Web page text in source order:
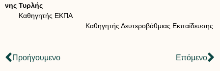
νης Τυρλής
Καθηγητής ΕΚΠΑ
Καθηγητής Δευτεροβάθμιας Εκπαίδευσης
Προήγουμενο Επόμενο